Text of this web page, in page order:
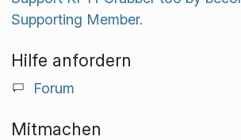
Supporting Member.
Hilfe anfordern
Forum
Mitmachen